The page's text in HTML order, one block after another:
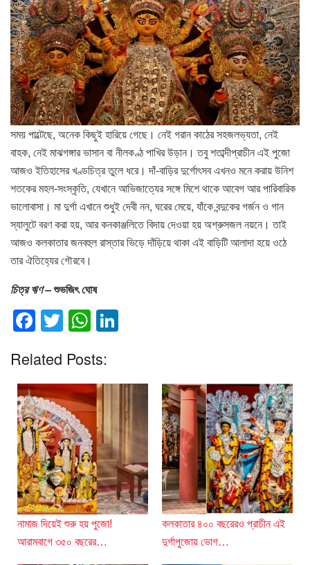
সময় পাল্টেছে, অনেক কিছুই হারিয়ে গেছে। নেই গরান কাঠের সহজলভ্যতা, নেই
বাহক, নেই মাঝগঙ্গার ভাসান বা নীলকণ্ঠ পাখির উড়ান। তবু শতাব্দীপ্রাচীন এই পুজো
আজও ইতিহাসের খণ্ডচিত্র তুলে ধরে। দাঁ-বাড়ির দুর্গোৎসব এখনও মনে করায় উনিশ
শতকের মহল-সংস্কৃতি, যেখানে আভিজাত্যের সঙ্গে মিশে থাকে আবেগ আর পারিবারিক
ভালোবাসা। মা দুর্গা এখানে শুধুই দেবী নন, ঘরের মেয়ে, যাঁকে বন্দুকের গর্জন ও গান
স্যালুটে বরণ করা হয়, আর কনকাঞ্জলিতে বিদায় দেওয়া হয় অশ্রুসজল নয়নে। তাই
আজও কলকাতার জনবহুল রাস্তার ভিড়ে দাঁড়িয়ে থাকা এই বাড়িটি আলাদা হয়ে ওঠে
তার ঐতিহ্যের গৌরবে।
চিত্র ঋণ –শুভজিৎ ঘোষ
F
c
e
b
o
o
k
T
tt
er
W
at
s
A
p
p
e
dI
n
Related Posts:
নামাজ দিয়েই শুরু হয় পুজো!
আরামবাগে ৩৫০ বছরের…
কলকাতার ৪০০ বছরেরও প্রাচীন এই
দুর্গাপুজোয় ভোগ…